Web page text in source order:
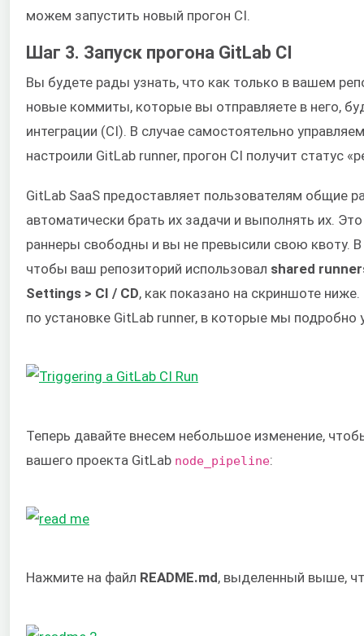
можем запустить новый прогон CI.
Шаг 3. Запуск прогона GitLab CI
Вы будете рады узнать, что как только в вашем
новые коммиты, которые вы отправляете в него,
интеграции (CI). В случае самостоятельно
настроили GitLab runner, прогон CI получит статус
GitLab SaaS предоставляет пользователям общие
автоматически брать их задачи и выполнять их.
раннеры свободны и вы не превысили свою квоту.
чтобы ваш репозиторий использовал shared
Settings > CI / CD, как показано на скриншоте
по установке GitLab runner, в которые мы
Теперь давайте внесем небольшое изменение,
вашего проекта GitLab node_pipeline:
Нажмите на файл README.md, выделенный выше,